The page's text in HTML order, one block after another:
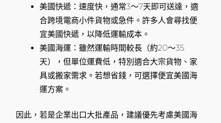
美國快遞：速度快，通常3～7天即可送達，適
合跨境電商小件貨物或急件。許多人會尋找便
宜美國快遞，以降低運輸成本。
美國海運：雖然運輸時間較長（約20～35
天），但單位運費低，特別適合大宗貨物、家
具或搬家需求。若想省錢，可選擇便宜美國海
運方案。
因此，若是企業出口大批產品，建議優先考慮美國海